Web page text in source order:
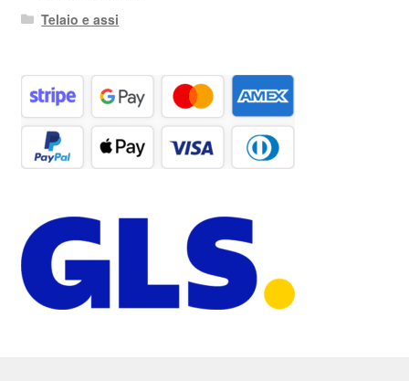
Telaio e assi